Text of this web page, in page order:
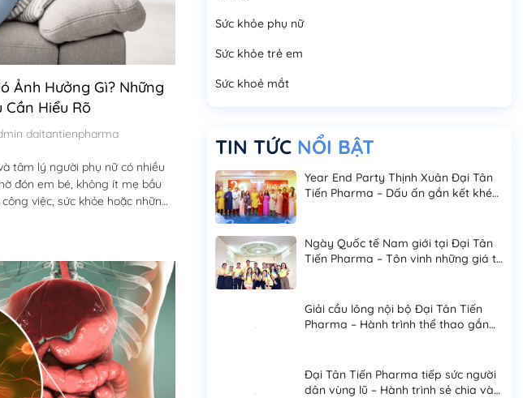
Ảnh Hưởng Gì? Những
Cần Hiểu Rõ
daitantienpharma
tâm lý người phụ nữ có nhiều
đón em bé, không ít mẹ bầu
việc, sức khỏe hoặc những
Sức khỏe phụ nữ
Sức khỏe trẻ em
Sức khoẻ mắt
TIN TỨC NỔI BẬT
Year End Party Thịnh Xuân Đại Tân
Tiến Pharma – Dấu ấn gắn kết khép
Ngày Quốc tế Nam giới tại Đại Tân
Tiến Pharma – Tôn vinh những giá trị
Giải cầu lông nội bộ Đại Tân Tiến
Pharma – Hành trình thể thao gắn
Đại Tân Tiến Pharma tiếp sức người
dân vùng lũ – Hành trình sẻ chia và